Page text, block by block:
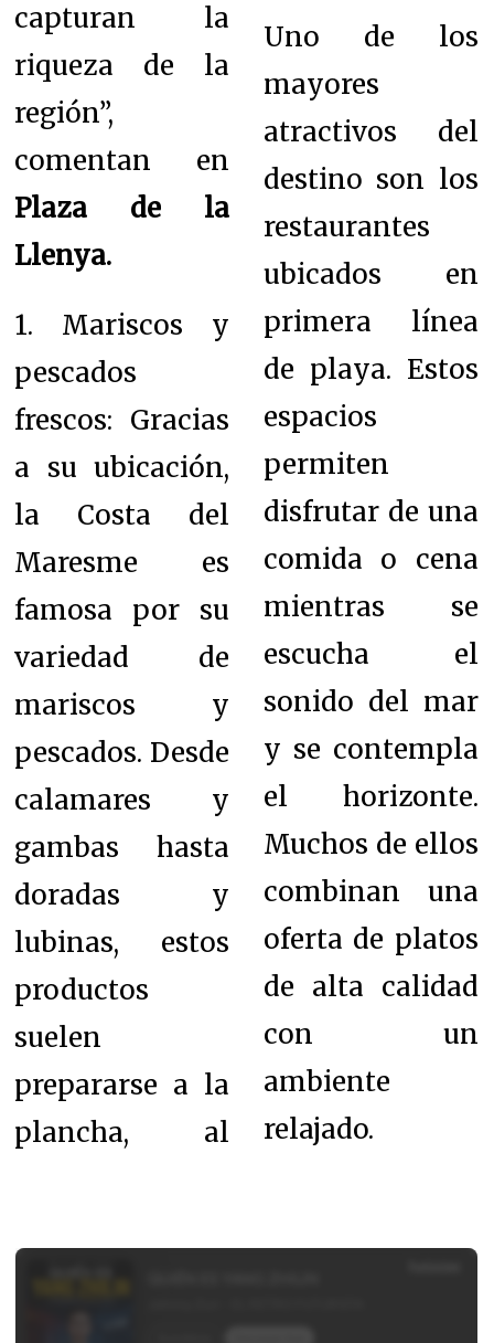
capturan la
riqueza de la
región”,
comentan en
Plaza de la
Llenya.
1. Mariscos y
pescados
frescos: Gracias
a su ubicación,
la Costa del
Maresme es
famosa por su
variedad de
mariscos y
pescados. Desde
calamares y
gambas hasta
doradas y
lubinas, estos
productos
suelen
prepararse a la
plancha, al
Uno de los
mayores
atractivos del
destino son los
restaurantes
ubicados en
primera línea
de playa. Estos
espacios
permiten
disfrutar de una
comida o cena
mientras se
escucha el
sonido del mar
y se contempla
el horizonte.
Muchos de ellos
combinan una
oferta de platos
de alta calidad
con un
ambiente
relajado.